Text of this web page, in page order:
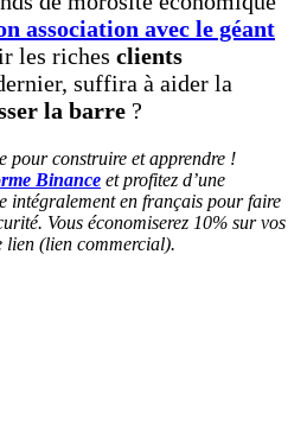
association avec le géant
les riches clients
suffira à aider la
la barre ?
pour construire et apprendre !
Binance et profitez d’une
intégralement en français pour faire
Vous économiserez 10% sur vos
lien (lien commercial).